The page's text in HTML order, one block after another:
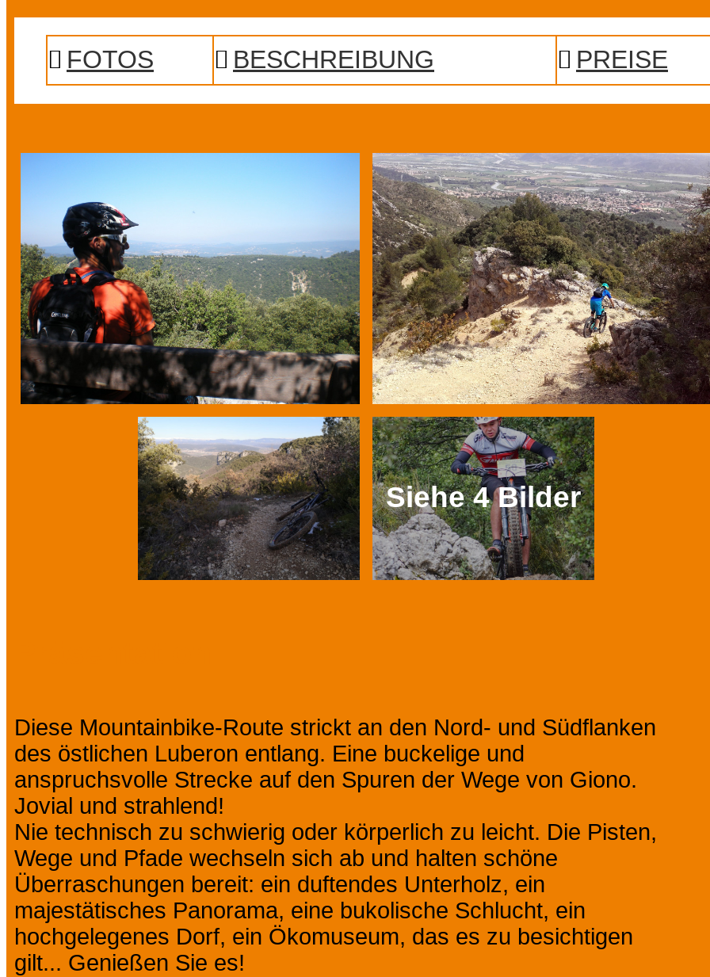
FOTOS BESCHREIBUNG PREISE
Siehe 4 Bilder
Next
Diese Mountainbike-Route strickt an den Nord- und Südflanken
des östlichen Luberon entlang. Eine buckelige und
anspruchsvolle Strecke auf den Spuren der Wege von Giono.
Jovial und strahlend!
Nie technisch zu schwierig oder körperlich zu leicht. Die Pisten,
Wege und Pfade wechseln sich ab und halten schöne
Überraschungen bereit: ein duftendes Unterholz, ein
majestätisches Panorama, eine bukolische Schlucht, ein
hochgelegenes Dorf, ein Ökomuseum, das es zu besichtigen
gilt... Genießen Sie es!